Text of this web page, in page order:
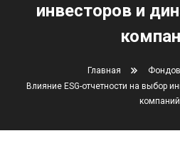
инвесторов и
Главная
Влияние ESG-отчетности на выбор
компаний